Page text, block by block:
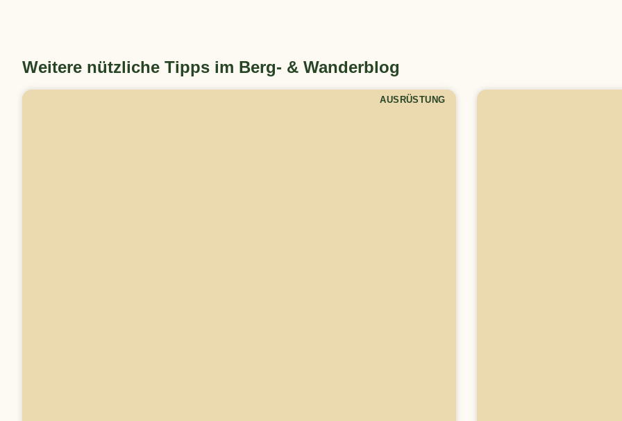
Weitere nützliche Tipps im Berg- & Wanderblog
AUSRÜSTUNG